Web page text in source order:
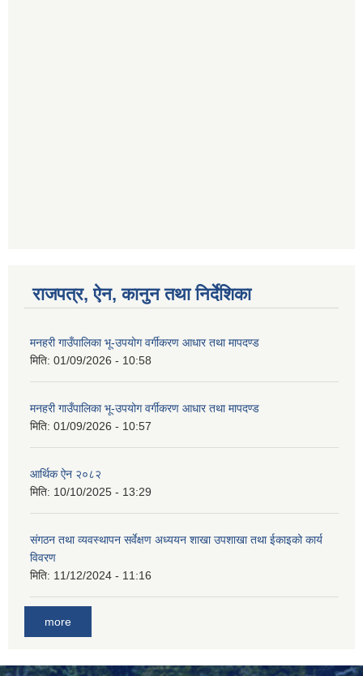
राजपत्र, ऐन, कानुन तथा निर्देशिका
मनहरी गाउँपालिका भू-उपयोग वर्गीकरण आधार तथा मापदण्ड
मिति: 01/09/2026 - 10:58
मनहरी गाउँपालिका भू-उपयोग वर्गीकरण आधार तथा मापदण्ड
मिति: 01/09/2026 - 10:57
आर्थिक ऐन २०८२
मिति: 10/10/2025 - 13:29
संगठन तथा व्यवस्थापन सर्वेक्षण अध्ययन शाखा उपशाखा तथा ईकाइको कार्य
विवरण
मिति: 11/12/2024 - 11:16
more